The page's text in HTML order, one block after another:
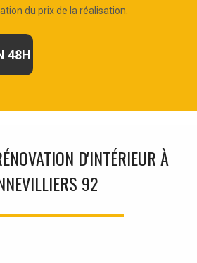
du prix de la réalisation.
48H
D'INTÉRIEUR À
92